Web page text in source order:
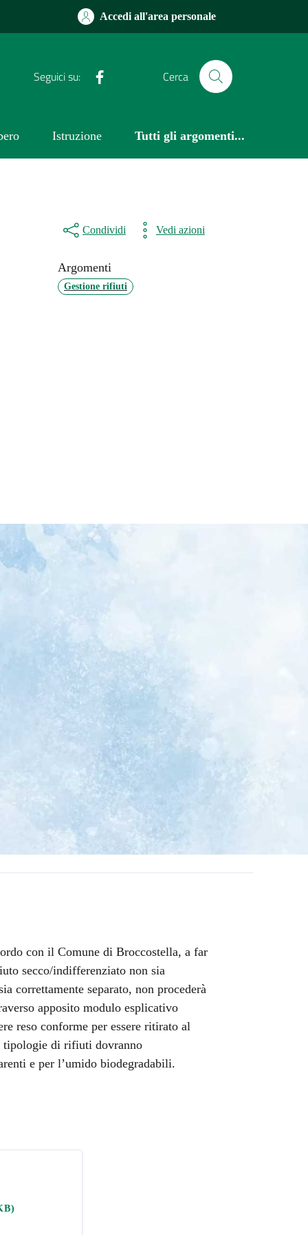
Accedi all'area personale
Seguici su: Cerca
Istruzione Tutti gli argomenti...
Condividi Vedi azioni
Argomenti
Gestione rifiuti
con il Comune di Broccostella, a far
secco/indifferenziato non sia
correttamente separato, non procederà
apposito modulo esplicativo
reso conforme per essere ritirato al
tipologie di rifiuti dovranno
e per l’umido biodegradabili.